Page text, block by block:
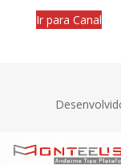
Ir para Canal